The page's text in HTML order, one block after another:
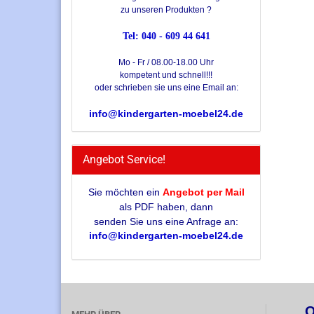
zu unseren Produkten ?
Tel: 040 - 609 44 641
Mo - Fr / 08.00-18.00 Uhr
kompetent und schnell!!!
oder schrieben sie uns eine Email an:
info@kindergarten-moebel24.de
Angebot Service!
Sie möchten ein Angebot per Mail
als PDF haben, dann
senden Sie uns eine Anfrage an:
info@kindergarten-moebel24.de